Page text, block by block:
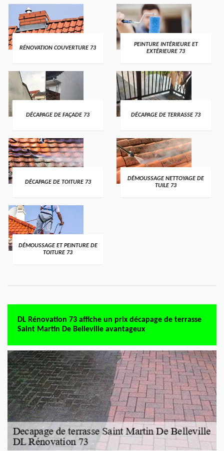
RÉNOVATION COUVERTURE 73
PEINTURE INTÉRIEURE ET
EXTÉRIEURE 73
DÉCAPAGE DE FAÇADE 73 DÉCAPAGE DE TERRASSE 73
DÉCAPAGE DE TOITURE 73
DÉMOUSSAGE NETTOYAGE DE
TUILE 73
DÉMOUSSAGE ET PEINTURE DE
TOITURE 73
DL Rénovation 73 affiche un prix décapage de terrasse
Saint Martin De Belleville avantageux